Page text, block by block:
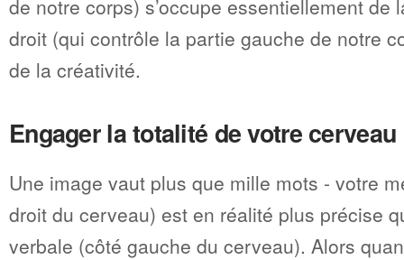
de notre corps) s’occupe essentiellement de
droit (qui contrôle la partie gauche de notre
de la créativité.
Engager la totalité de votre cerveau
Une image vaut plus que mille mots - votre
droit du cerveau) est en réalité plus précise
verbale (côté gauche du cerveau). Alors